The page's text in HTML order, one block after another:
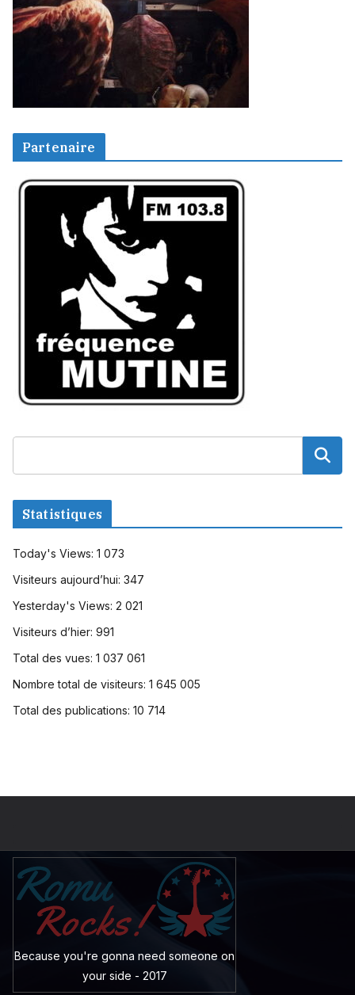
Partenaire
Statistiques
Today's Views: 1 073
Visiteurs aujourd’hui: 347
Yesterday's Views: 2 021
Visiteurs d’hier: 991
Total des vues: 1 037 061
Nombre total de visiteurs: 1 645 005
Total des publications: 10 714
Because you're gonna need someone on
your side - 2017